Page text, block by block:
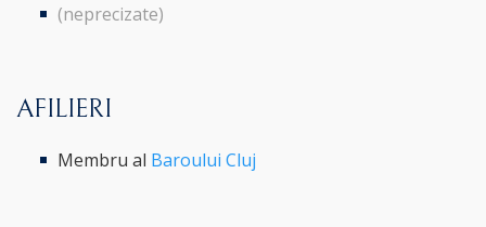
(neprecizate)
AFILIERI
Membru al Baroului Cluj